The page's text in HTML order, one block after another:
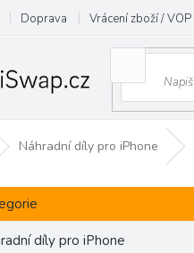
Doprava Vrácení zboží / VOP
Náhradní díly pro iPhone
díly pro iPhone